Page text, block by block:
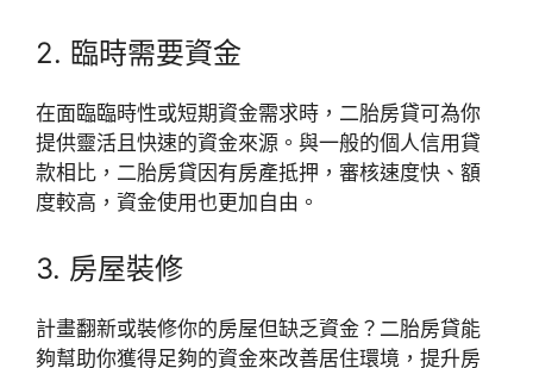
2. 臨時需要資金
在面臨臨時性或短期資金需求時，二胎房貸可為你
提供靈活且快速的資金來源。與一般的個人信用貸
款相比，二胎房貸因有房產抵押，審核速度快、額
度較高，資金使用也更加自由。
3. 房屋裝修
計畫翻新或裝修你的房屋但缺乏資金？二胎房貸能
夠幫助你獲得足夠的資金來改善居住環境，提升房